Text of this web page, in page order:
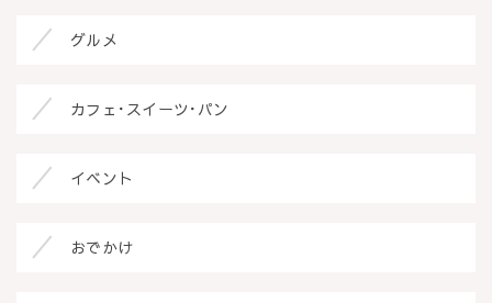
グルメ
カフェ･スイーツ･パン
イベント
おでかけ